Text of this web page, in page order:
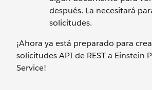
después. La necesitará
solicitudes.
¡Ahora ya está preparado para
solicitudes API de REST a Einstein
Service!